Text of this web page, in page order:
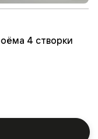
4 створки